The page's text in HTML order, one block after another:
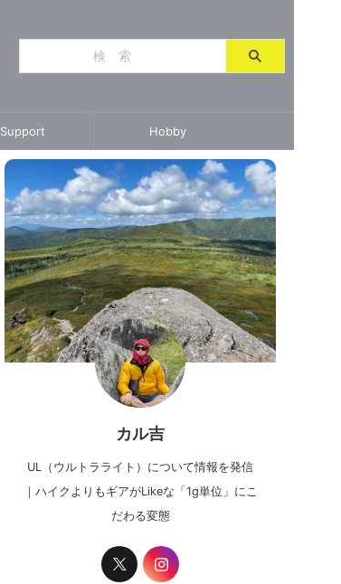
Support Hobby
カル吉
UL（ウルトラライト）について情報を発信
｜ハイクよりもギアがLikeな「1g単位」にこ
だわる変態